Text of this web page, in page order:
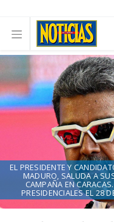
EL PRESIDENTE Y
MADURO, SALUDA A
CAMPAÑA EN
PRESIDENCIALES EL 28